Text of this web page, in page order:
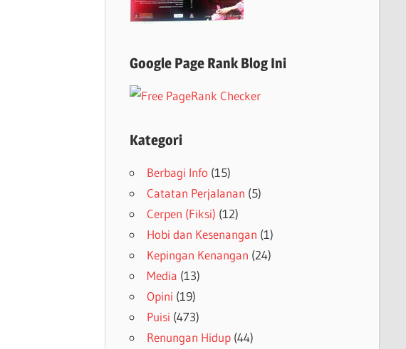
Google Page Rank Blog Ini
Kategori
Berbagi Info (15)
Catatan Perjalanan (5)
Cerpen (Fiksi) (12)
Hobi dan Kesenangan (1)
Kepingan Kenangan (24)
Media (13)
Opini (19)
Puisi (473)
Renungan Hidup(44)